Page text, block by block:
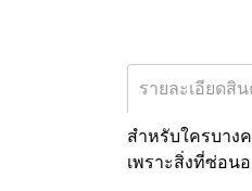
รายละเอียดสิ
สำหรับใครบาง
เพราะสิ่งที่ซ่อน